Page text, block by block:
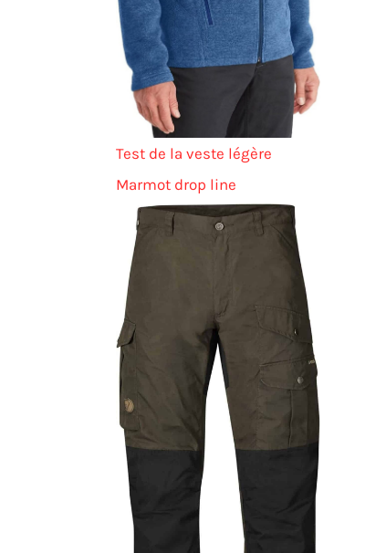
Test de la veste légère
Marmot drop line